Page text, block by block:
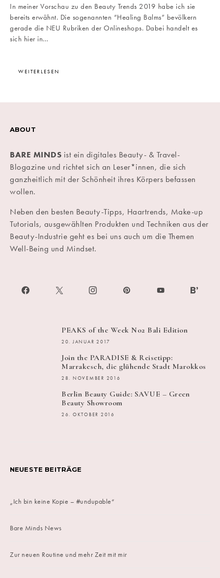
In meiner Vorschau zu den Beauty Trends 2019 habe ich sie
bereits erwähnt. Die sogenannten “Healing Balms” bevölkern
gerade die NEU Rubriken der Onlineshops. Dabei handelt es
sich hier in…
WEITERLESEN
ABOUT
BARE MINDS ist ein digitales Beauty- & Travel-
Blogazine und richtet sich an Leser*innen, die sich
ganzheitlich mit der Schönheit ihres Körpers befassen
wollen.
Neben den besten Beauty-Tipps, Haartrends, Make-up
Tutorials, ausgewählten Produkten und Techniken aus der
Beauty-Industrie geht es bei uns auch um die Themen
Well-Being und Mindset.
PEAKS of the Week No2 Bali Edition
20. JANUAR 2017
Join the PARADISE & Reisetipp:
Marrakesch, die glühende Stadt Marokkos
28. NOVEMBER 2016
Berlin Beauty Guide: SAVUE – Green
Beauty Showroom
26. OKTOBER 2016
NEUESTE BEITRÄGE
„Ich bin keine Kopie – #undupable“
Bare Minds News
Zur neuen Routine und mehr Zeit mit mir